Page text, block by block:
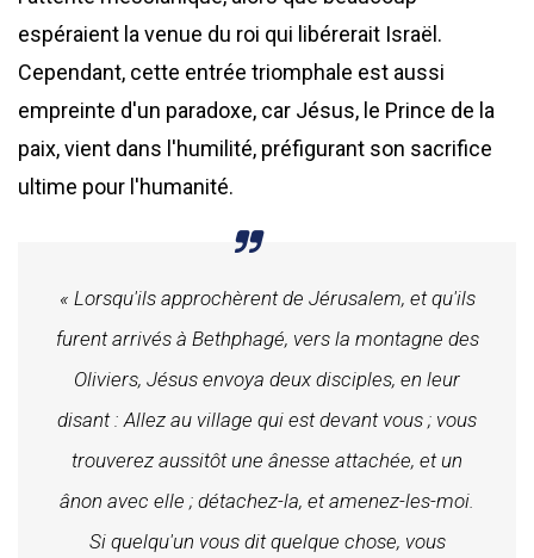
espéraient la venue du roi qui libérerait Israël.
Cependant, cette entrée triomphale est aussi
empreinte d'un paradoxe, car Jésus, le Prince de la
paix, vient dans l'humilité, préfigurant son sacrifice
ultime pour l'humanité.
« Lorsqu'ils approchèrent de Jérusalem, et qu'ils
furent arrivés à Bethphagé, vers la montagne des
Oliviers, Jésus envoya deux disciples, en leur
disant : Allez au village qui est devant vous ; vous
trouverez aussitôt une ânesse attachée, et un
ânon avec elle ; détachez-la, et amenez-les-moi.
Si quelqu'un vous dit quelque chose, vous